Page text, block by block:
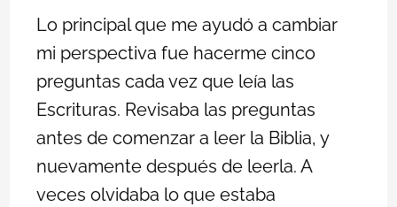
Lo principal que me ayudó a cambiar
mi perspectiva fue hacerme cinco
preguntas cada vez que leía las
Escrituras. Revisaba las preguntas
antes de comenzar a leer la Biblia, y
nuevamente después de leerla. A
veces olvidaba lo que estaba